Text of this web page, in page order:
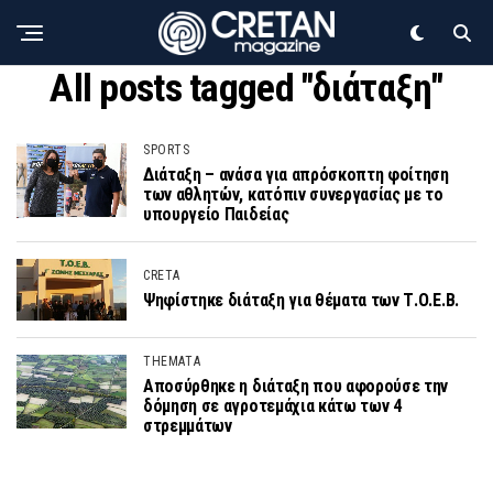
All posts tagged "διάταξη"
SPORTS
Διάταξη – ανάσα για απρόσκοπτη φοίτηση
των αθλητών, κατόπιν συνεργασίας με το
υπουργείο Παιδείας
CRETA
Ψηφίστηκε διάταξη για θέματα των Τ.Ο.Ε.Β.
THEMATA
Αποσύρθηκε η διάταξη που αφορούσε την
δόμηση σε αγροτεμάχια κάτω των 4
στρεμμάτων